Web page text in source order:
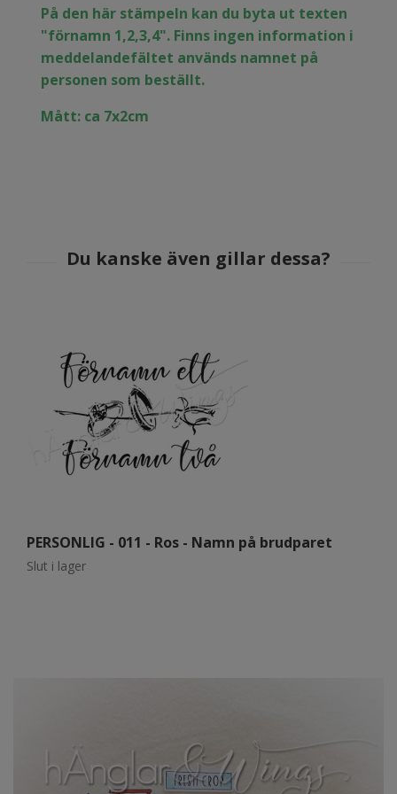
På den här stämpeln kan du byta ut texten
"förnamn 1,2,3,4". Finns ingen information i
meddelandefältet används namnet på
personen som beställt.
Mått: ca 7x2cm
PERSONLIG - 011 - Ros - Namn på brudparet
Slut i lager